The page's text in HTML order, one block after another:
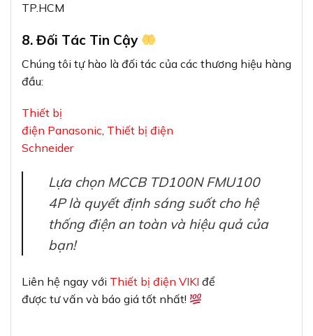
TP.HCM
8. Đối Tác Tin Cậy
Chúng tôi tự hào là đối tác của các thương hiệu hàng
đầu:
Thiết bị
điện Panasonic, Thiết bị điện
Schneider
Lựa chọn MCCB TD100N FMU100
4P là quyết định sáng suốt cho hệ
thống điện an toàn và hiệu quả của
bạn!
Liên hệ ngay với Thiết bị điện VIKI để
được tư vấn và báo giá tốt nhất!